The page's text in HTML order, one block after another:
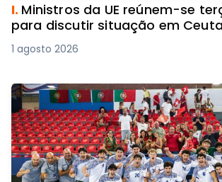
I. Ministros da UE reúnem-se
para discutir situação em
1 agosto 2026